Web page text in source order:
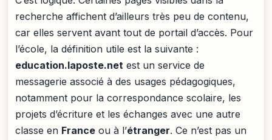
recherche affichent d’ailleurs très peu de contenu,
car elles servent avant tout de portail d’accès. Pour
l’école, la définition utile est la suivante :
education.laposte.net est un service de
messagerie associé à des usages pédagogiques,
notamment pour la correspondance scolaire, les
projets d’écriture et les échanges avec une autre
classe en France ou à l’étranger. Ce n’est pas un